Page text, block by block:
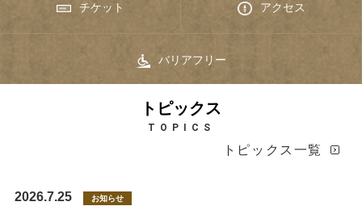
チケット アクセス
バリアフリー
トピックス
TOPICS
トピックス一覧
2026.7.25 お知らせ